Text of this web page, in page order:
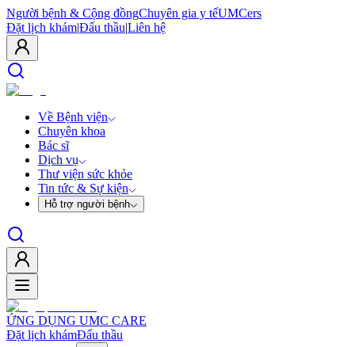
Người bệnh & Cộng đồngChuyên gia y tếUMCers
Đặt lịch khám|Đấu thầu|Liên hệ
Về Bệnh viện
Chuyên khoa
Bác sĩ
Dịch vụ
Thư viện sức khỏe
Tin tức & Sự kiện
Hỗ trợ người bệnh
ỨNG DỤNG UMC CARE
Đặt lịch khámĐấu thầu